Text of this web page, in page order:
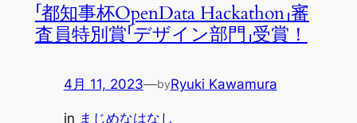
「都知事杯OpenData Hackathon」審
査員特別賞「デザイン部門」受賞！
4月 11, 2023—byRyuki Kawamura
in まじめなはなし